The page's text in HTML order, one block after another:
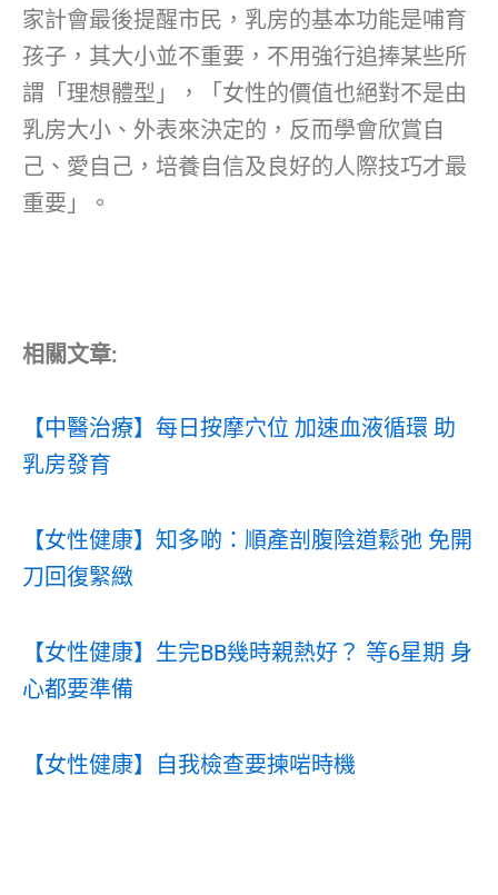
家計會最後提醒市民，乳房的基本功能是哺育
孩子，其大小並不重要，不用強行追捧某些所
謂「理想體型」，「女性的價值也絕對不是由
乳房大小、外表來決定的，反而學會欣賞自
己、愛自己，培養自信及良好的人際技巧才最
重要」。
相關文章:
【中醫治療】每日按摩穴位 加速血液循環 助
乳房發育
【女性健康】知多啲：順產剖腹陰道鬆弛 免開
刀回復緊緻
【女性健康】生完BB幾時親熱好？ 等6星期 身
心都要準備
【女性健康】自我檢查要揀啱時機